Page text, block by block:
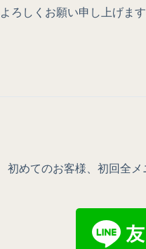
よろしくお願い申し上げます
初めてのお客様、初回全メ